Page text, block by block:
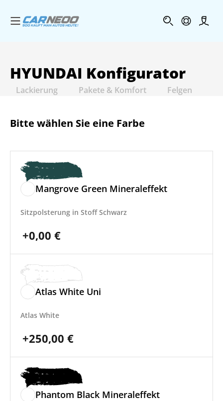
Menü öffnen
HYUNDAI Konfigurator
Lackierung Pakete & Komfort Felgen
Bitte wählen Sie eine Farbe
Mangrove Green Mineraleffekt
Sitzpolsterung in Stoff Schwarz
+0,00 €
Atlas White Uni
Atlas White
+250,00 €
Phantom Black Mineraleffekt